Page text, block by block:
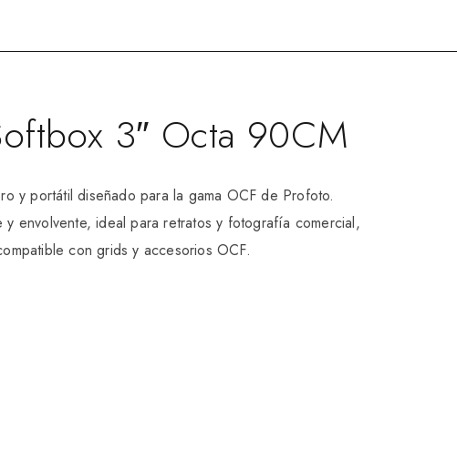
3″ Octa 90CM
y portátil diseñado para la gama OCF de Profoto.
y envolvente, ideal para retratos y fotografía comercial,
con grids y accesorios OCF.